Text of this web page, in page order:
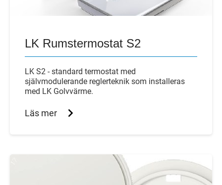
LK Rumstermostat S2
LK S2 - standard termostat med
självmodulerande reglerteknik som installeras
med LK Golvvärme.
Läs mer